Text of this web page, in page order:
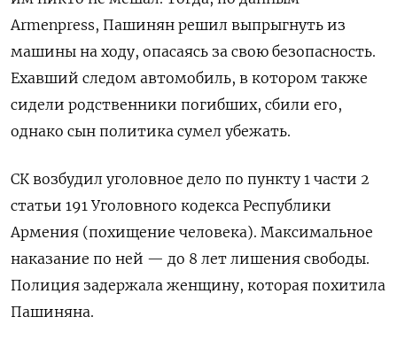
Armenpress, Пашинян решил выпрыгнуть из
машины на ходу, опасаясь за свою безопасность.
Ехавший следом автомобиль, в котором также
сидели родственники погибших, сбили его,
однако сын политика сумел убежать.
СК возбудил уголовное дело по пункту 1 части 2
статьи 191 Уголовного кодекса Республики
Армения (похищение человека). Максимальное
наказание по ней — до 8 лет лишения свободы.
Полиция задержала женщину, которая похитила
Пашиняна.